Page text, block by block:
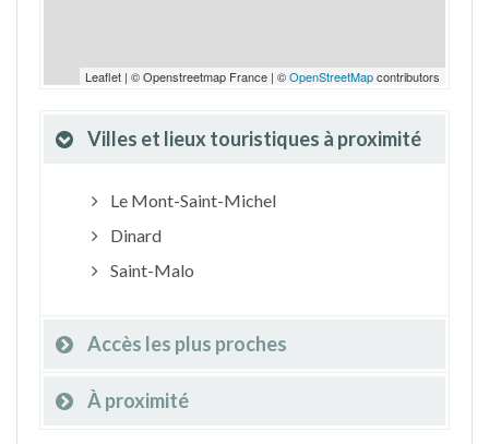
Leaflet | © Openstreetmap France | ©OpenStreetMapcontributors
Villes et lieux touristiques à proximité
Le Mont-Saint-Michel
Dinard
Saint-Malo
Accès les plus proches
À proximité